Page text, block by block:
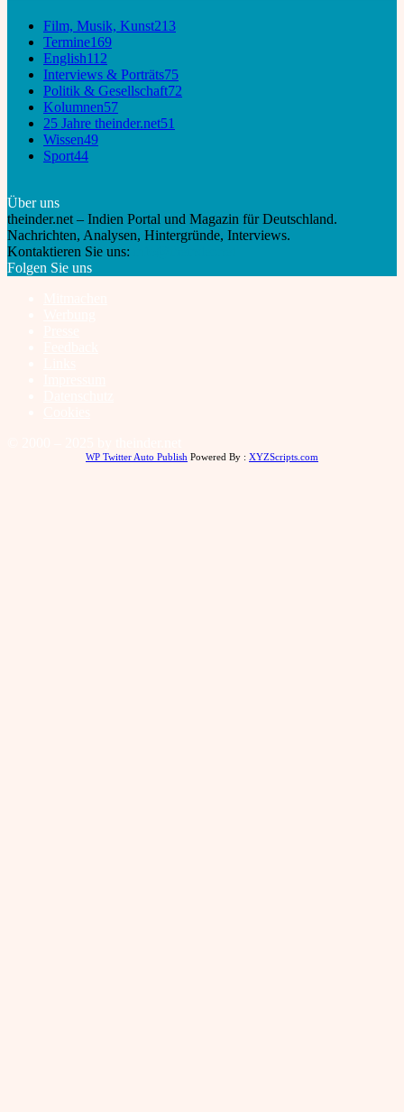
Film, Musik, Kunst213
Termine169
English112
Interviews & Porträts75
Politik & Gesellschaft72
Kolumnen57
25 Jahre theinder.net51
Wissen49
Sport44
Über uns
theinder.net – Indien Portal und Magazin für Deutschland.
Nachrichten, Analysen, Hintergründe, Interviews.
Kontaktieren Sie uns:
Folgen Sie uns
WP Twitter Auto Publish Powered By : XYZScripts.com